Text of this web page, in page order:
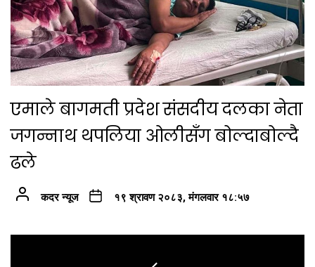
एमाले बागमती प्रदेश संसदीय दलका नेता
जगन्नाथ थपलिया ओलीसँग बोल्दाबोल्दै
ढले
कदर न्यूज १९ श्रावण २०८३, मंगलवार १८:५७